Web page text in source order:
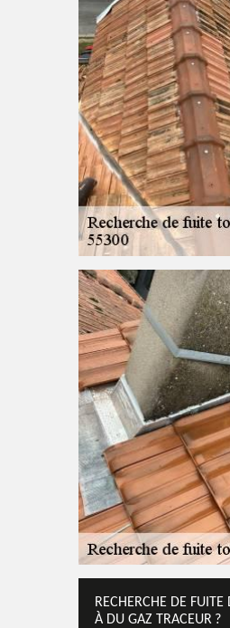
RECHERCHE DE
À DU GAZ TRACEUR ?